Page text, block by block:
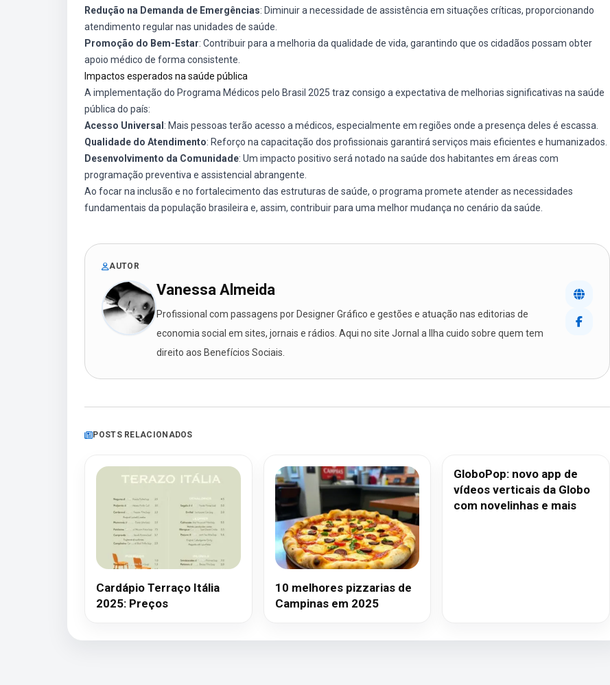
Redução na Demanda de Emergências: Diminuir a necessidade de assistência em situações críticas, proporcionando
atendimento regular nas unidades de saúde.
Promoção do Bem-Estar: Contribuir para a melhoria da qualidade de vida, garantindo que os cidadãos possam obter
apoio médico de forma consistente.
Impactos esperados na saúde pública
A implementação do Programa Médicos pelo Brasil 2025 traz consigo a expectativa de melhorias significativas na saúde
pública do país:
Acesso Universal : Mais pessoas terão acesso a médicos, especialmente em regiões onde a presença deles é escassa.
Qualidade do Atendimento: Reforço na capacitação dos profissionais garantirá serviços mais eficientes e humanizados.
Desenvolvimento da Comunidade: Um impacto positivo será notado na saúde dos habitantes em áreas com
programação preventiva e assistencial abrangente.
Ao focar na inclusão e no fortalecimento das estruturas de saúde, o programa promete atender as necessidades
fundamentais da população brasileira e, assim, contribuir para uma melhor mudança no cenário da saúde.
AUTOR
Vanessa Almeida
Profissional com passagens por Designer Gráfico e gestões e atuação nas editorias de
economia social em sites, jornais e rádios. Aqui no site Jornal a Ilha cuido sobre quem tem
direito aos Benefícios Sociais.
POSTS RELACIONADOS
Cardápio Terraço Itália
2025: Preços
10 melhores pizzarias de
Campinas em 2025
GloboPop: novo app de
vídeos verticais da Globo
com novelinhas e mais